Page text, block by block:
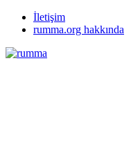
İletişim
rumma.org hakkında